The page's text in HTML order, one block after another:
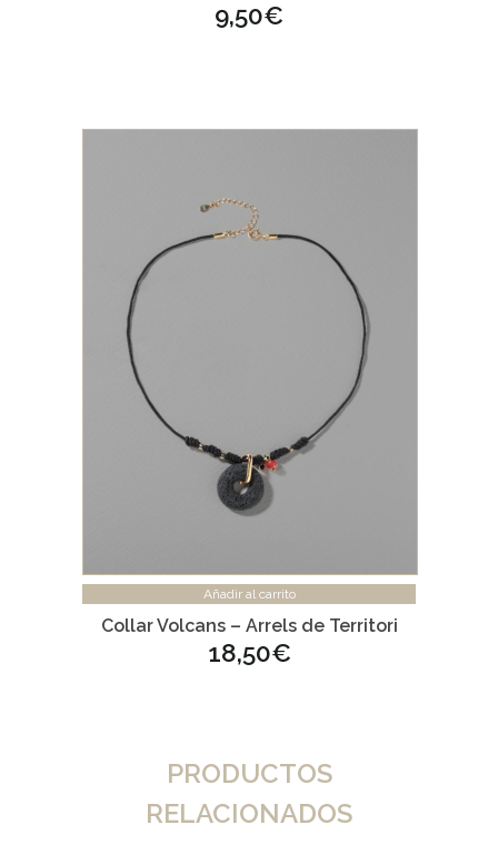
9,50€
Añadir al carrito
Collar Volcans – Arrels de Territori
18,50€
PRODUCTOS
RELACIONADOS